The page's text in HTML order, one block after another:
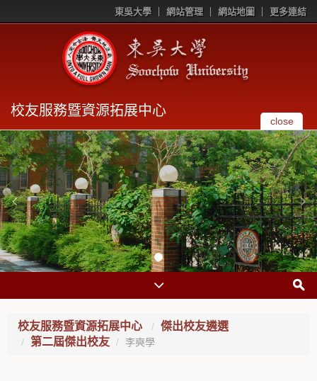
東吳大學 網站管理 網站地圖 更多連結
校友服務暨資源拓展中心
close
校友服務暨資源拓展中心
傑出校友遴選
第二屆傑出校友
李奭學